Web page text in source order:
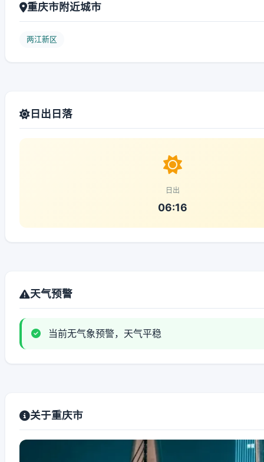
重庆市附近城市
两江新区
日出日落
日出
06:16
天气预警
当前无气象预警，天气平稳
关于重庆市